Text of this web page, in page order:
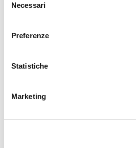
delNecessari
Preferenze
Statistiche
Marketing
35workout
addominali scolpiti(39)